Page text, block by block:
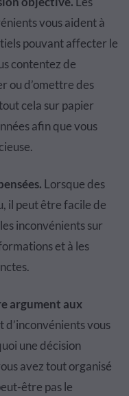
vous aident à
pouvant affecter le
contentez de
ou d’omettre des
cela sur papier
afin que vous
Lorsque des
il peut être facile de
inconvénients sur
et à les
argument aux
d’inconvénients vous
une décision
avez tout organisé
être pas le